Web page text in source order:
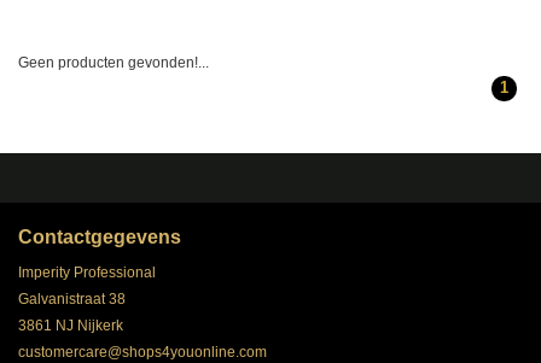
Geen producten gevonden!...
1
Contactgegevens
Imperity Professional
Galvanistraat 38
3861 NJ Nijkerk
customercare@shops4youonline.com